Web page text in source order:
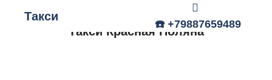
Такси
Главное меню
☎️ +79887659489
Такси Красная Поляна